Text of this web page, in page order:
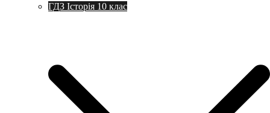
ГДЗ Історія 10 клас